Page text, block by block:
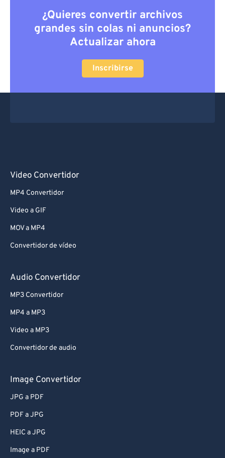
¿Quieres convertir archivos
grandes sin colas ni anuncios?
Actualizar ahora
Inscribirse
Video Convertidor
MP4 Convertidor
Video a GIF
MOV a MP4
Convertidor de vídeo
Audio Convertidor
MP3 Convertidor
MP4 a MP3
Video a MP3
Convertidor de audio
Image Convertidor
JPG a PDF
PDF a JPG
HEIC a JPG
Image a PDF